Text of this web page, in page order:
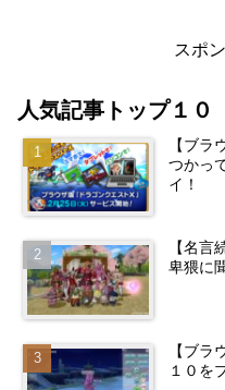
スポ
人気記事トップ１０
【ブラ
つかっ
イ！
【名言
卑猥に
【ブラ
１０を